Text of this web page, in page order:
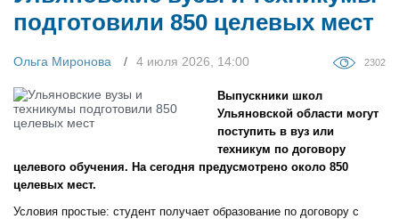
подготовили 850 целевых мест
Ольга Миронова 4 июля 2026, 14:00 2302
Выпускники школ
Ульяновской области могут
поступить в вуз или
техникум по договору
целевого обучения. На сегодня предусмотрено около 850
целевых мест.
Условия простые: студент получает образование по договору с